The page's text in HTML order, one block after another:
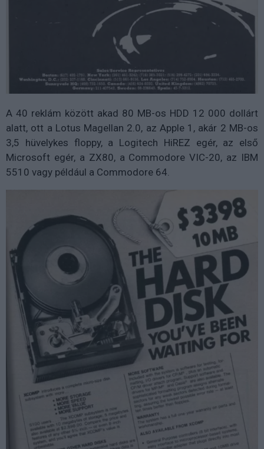
A 40 reklám között akad 80 MB-os HDD 12 000 dollárt
alatt, ott a Lotus Magellan 2.0, az Apple 1, akár 2 MB-os
3,5 hüvelykes floppy, a Logitech HiREZ egér, az első
Microsoft egér, a ZX80, a Commodore VIC-20, az IBM
5510 vagy például a Commodore 64.